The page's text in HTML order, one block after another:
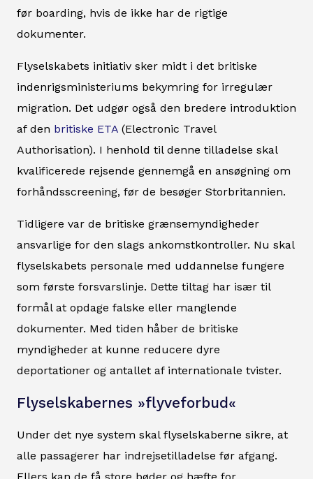
før boarding, hvis de ikke har de rigtige
dokumenter.
Flyselskabets initiativ sker midt i det britiske
indenrigsministeriums bekymring for irregulær
migration. Det udgør også den bredere introduktion
af den britiske ETA (Electronic Travel
Authorisation). I henhold til denne tilladelse skal
kvalificerede rejsende gennemgå en ansøgning om
forhåndsscreening, før de besøger Storbritannien.
Tidligere var de britiske grænsemyndigheder
ansvarlige for den slags ankomstkontroller. Nu skal
flyselskabets personale med uddannelse fungere
som første forsvarslinje. Dette tiltag har især til
formål at opdage falske eller manglende
dokumenter. Med tiden håber de britiske
myndigheder at kunne reducere dyre
deportationer og antallet af internationale tvister.
Flyselskabernes »flyveforbud«
Under det nye system skal flyselskaberne sikre, at
alle passagerer har indrejsetilladelse før afgang.